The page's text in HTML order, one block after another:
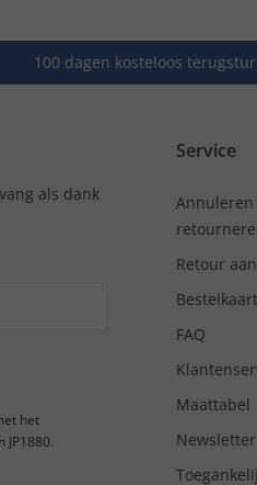
100 dagen kosteloos
als dank
het
Service
Annuleren
Retour
Bestelkaart
FAQ
Maattabel
Newsletter